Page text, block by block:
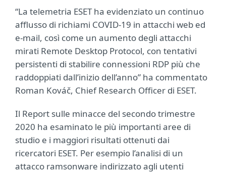
“La telemetria ESET ha evidenziato un continuo
afflusso di richiami COVID-19 in attacchi web ed
e-mail, così come un aumento degli attacchi
mirati Remote Desktop Protocol, con tentativi
persistenti di stabilire connessioni RDP più che
raddoppiati dall’inizio dell’anno” ha commentato
Roman Kováč, Chief Research Officer di ESET.
Il Report sulle minacce del secondo trimestre
2020 ha esaminato le più importanti aree di
studio e i maggiori risultati ottenuti dai
ricercatori ESET. Per esempio l’analisi di un
attacco ramsonware indirizzato agli utenti